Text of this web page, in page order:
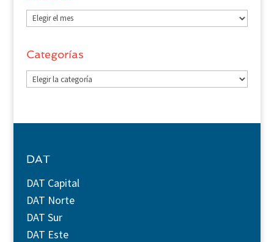
Archivos
Categorías
Categorías
DAT
DAT Capital
DAT Norte
DAT Sur
DAT Este